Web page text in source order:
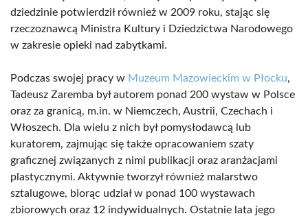
dziedzinie potwierdził również w 2009 roku, stając się
rzeczoznawcą Ministra Kultury i Dziedzictwa Narodowego
w zakresie opieki nad zabytkami.
Podczas swojej pracy w Muzeum Mazowieckim w Płocku,
Tadeusz Zaremba był autorem ponad 200 wystaw w Polsce
oraz za granicą, m.in. w Niemczech, Austrii, Czechach i
Włoszech. Dla wielu z nich był pomysłodawcą lub
kuratorem, zajmując się także opracowaniem szaty
graficznej związanych z nimi publikacji oraz aranżacjami
plastycznymi. Aktywnie tworzył również malarstwo
sztalugowe, biorąc udział w ponad 100 wystawach
zbiorowych oraz 12 indywidualnych. Ostatnie lata jego